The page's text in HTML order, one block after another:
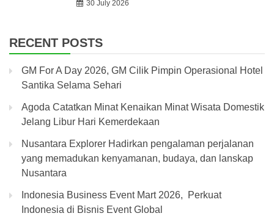
30 July 2026
RECENT POSTS
GM For A Day 2026, GM Cilik Pimpin Operasional Hotel
Santika Selama Sehari
Agoda Catatkan Minat Kenaikan Minat Wisata Domestik
Jelang Libur Hari Kemerdekaan
Nusantara Explorer Hadirkan pengalaman perjalanan
yang memadukan kenyamanan, budaya, dan lanskap
Nusantara
Indonesia Business Event Mart 2026, Perkuat
Indonesia di Bisnis Event Global